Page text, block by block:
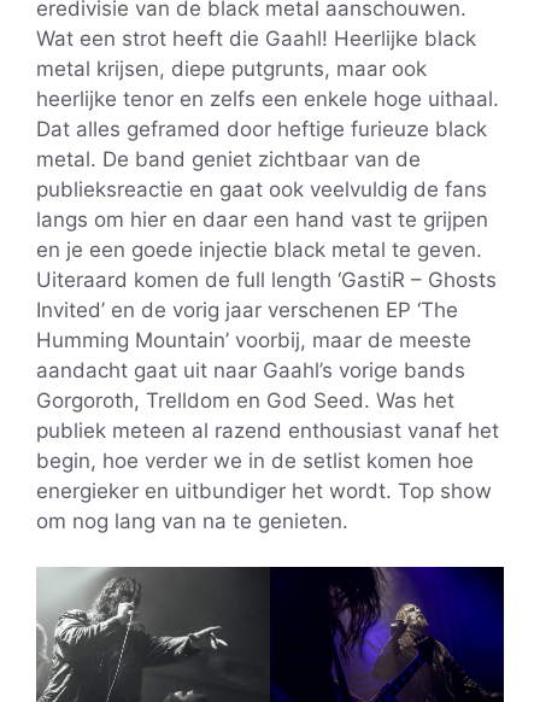
eredivisie van de black metal aanschouwen.
Wat een strot heeft die Gaahl! Heerlijke black
metal krijsen, diepe putgrunts, maar ook
heerlijke tenor en zelfs een enkele hoge uithaal.
Dat alles geframed door heftige furieuze black
metal. De band geniet zichtbaar van de
publieksreactie en gaat ook veelvuldig de fans
langs om hier en daar een hand vast te grijpen
en je een goede injectie black metal te geven.
Uiteraard komen de full length ‘GastiR – Ghosts
Invited’ en de vorig jaar verschenen EP ‘The
Humming Mountain’ voorbij, maar de meeste
aandacht gaat uit naar Gaahl’s vorige bands
Gorgoroth, Trelldom en God Seed. Was het
publiek meteen al razend enthousiast vanaf het
begin, hoe verder we in de setlist komen hoe
energieker en uitbundiger het wordt. Top show
om nog lang van na te genieten.